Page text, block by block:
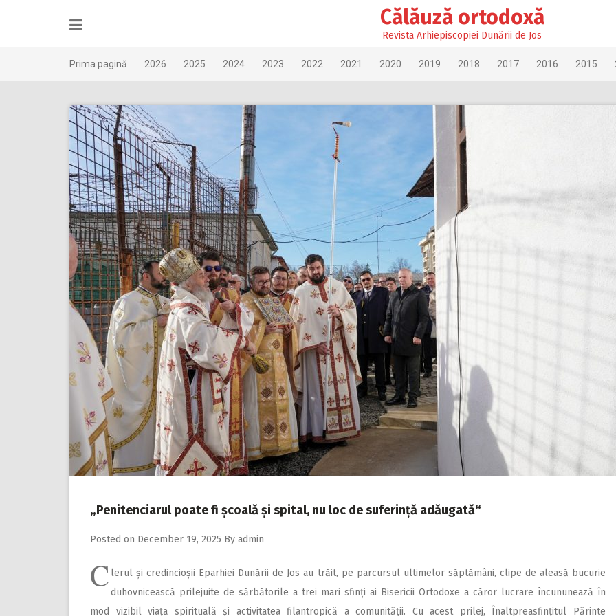
Călăuză ortodoxă
Revista Arhiepiscopiei Dunării de Jos
Prima pagină 2026 2025 2024 2023 2022 2021 2020 2019 2018 2017 2016 2015
„Penitenciarul poate fi școală și spital, nu loc de suferință adăugată“
Posted on December 19, 2025 By admin
C lerul și credincioșii Eparhiei Dunării de Jos au trăit, pe parcursul ultimelor săptămâni, clipe de aleasă bucurie
duhovnicească prilejuite de sărbătorile a trei mari sfinți ai Bisericii Ortodoxe a căror lucrare încununează în
mod vizibil viața spirituală și activitatea filantropică a comunității. Cu acest prilej, Înaltpreasfințitul Părinte